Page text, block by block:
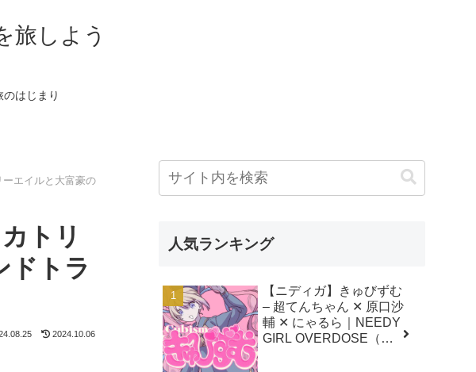
旅しよう
はじまり
ーエイルと大富豪の
トリ
ドトラ
2024.10.06
人気ランキング
【ニディガ】きゅびずむ
– 超てんちゃん ✕ 原口沙
輔 ✕ にゃるら｜NEEDY
GIRL OVERDOSE（二